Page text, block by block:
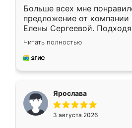
Больше всех мне
предложение от компании
Елены Сергеевой.
короткие сроки
для замера сотрудник
предложил по моему
Читать полностью
Ярослава
3 августа 2026